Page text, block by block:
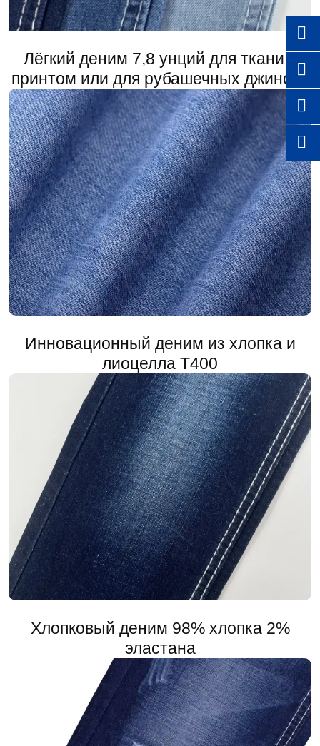




Лёгкий деним 7,8 унций для ткани с
принтом или для рубашечных джинсов
Инновационный деним из хлопка и
лиоцелла T400
Хлопковый деним 98% хлопка 2%
эластана